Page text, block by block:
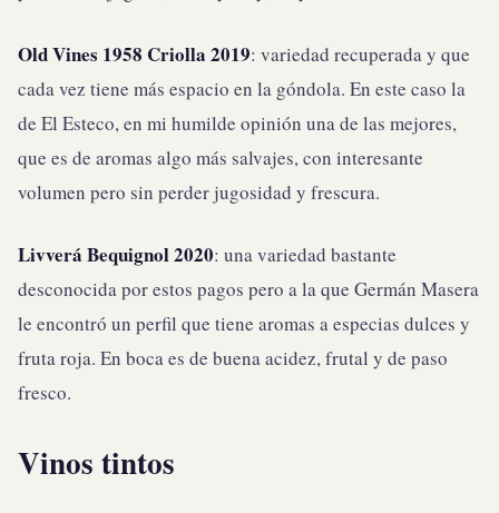
Old Vines 1958 Criolla 2019: variedad recuperada y que
cada vez tiene más espacio en la góndola. En este caso la
de El Esteco, en mi humilde opinión una de las mejores,
que es de aromas algo más salvajes, con interesante
volumen pero sin perder jugosidad y frescura.
Livverá Bequignol 2020: una variedad bastante
desconocida por estos pagos pero a la que Germán Masera
le encontró un perfil que tiene aromas a especias dulces y
fruta roja. En boca es de buena acidez, frutal y de paso
fresco.
Vinos tintos